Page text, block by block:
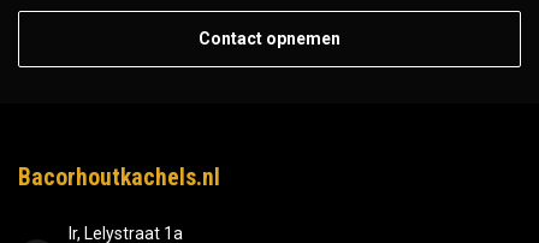
Contact opnemen
Bacorhoutkachels.nl
Ir, Lelystraat 1a